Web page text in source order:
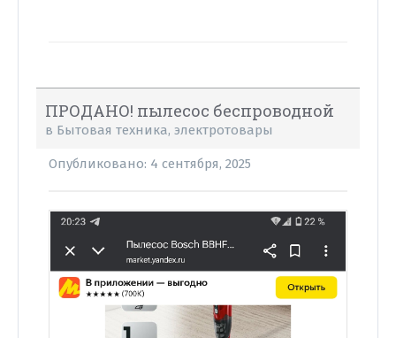
ПРОДАНО! пылесос беспроводной
в Бытовая техника, электротовары
Опубликовано: 4 сентября, 2025